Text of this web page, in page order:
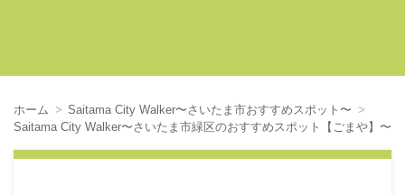
ホーム
Saitama City Walker〜さいたま市おすすめスポット〜
Saitama City Walker〜さいたま市緑区のおすすめスポット【ごまや】〜